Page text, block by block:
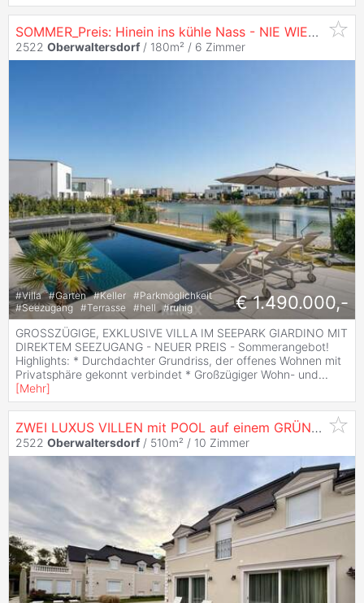
SOMMER_Preis: Hinein ins kühle Nass - NIE WIEDER schwitzen!
2522 Oberwaltersdorf / 180m² / 6 Zimmer
#Villa #Garten #Keller #Parkmöglichkeit
#Seezugang #Terrasse #hell #ruhig € 1.490.000,-
GROSSZÜGIGE, EXKLUSIVE VILLA IM SEEPARK GIARDINO MIT
DIREKTEM SEEZUGANG - NEUER PREIS - Sommerangebot!
Highlights: * Durchdachter Grundriss, der offenes Wohnen mit
Privatsphäre gekonnt verbindet * Großzügiger Wohn- und...
[Mehr]
ZWEI LUXUS VILLEN mit POOL auf einem GRÜNDSTÜCK in GOLFCLUB FONTANA!!! ZWEI fur den PREIS von EINEM
2522 Oberwaltersdorf / 510m² / 10 Zimmer